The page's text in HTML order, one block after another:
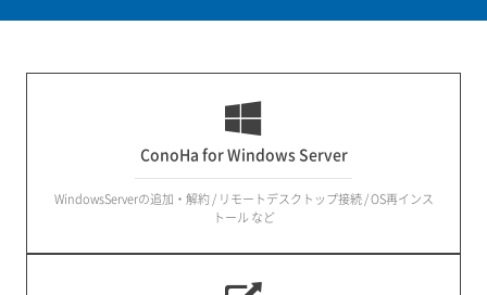
ConoHa for Windows Server
WindowsServerの追加・解約 / リモートデスクトップ接続 / OS再インス
トール など